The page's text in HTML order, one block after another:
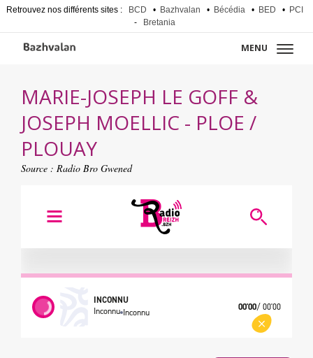
Retrouvez nos différents sites : BCD • Bazhvalan • Bécédia • BED •
PCI
-
Bretania
MENU
MARIE-JOSEPH LE GOFF &
JOSEPH MOELLIC - PLOE /
PLOUAY
Source : Radio Bro Gwened